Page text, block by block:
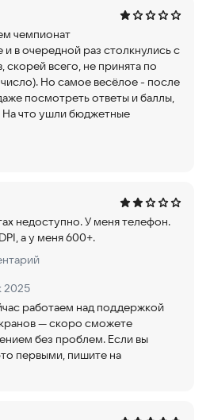
чемпионат
в очередной раз столкнулись с
скорей всего, не принята по
Но самое весёлое - после
посмотреть ответы и баллы,
На что ушли бюджетные
недоступно. У меня телефон.
а у меня 600+.
2025
работаем над поддержкой
— скоро сможете
без проблем. Если вы
первыми, пишите на